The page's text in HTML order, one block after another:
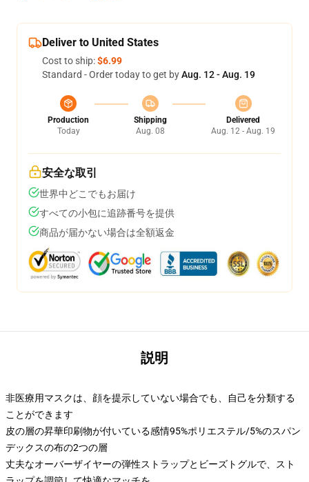
Deliver to United States
Cost to ship:$6.99
Standard - Order today to get byAug. 12 - Aug. 19
Production
Today
Shipping
Aug. 08
Delivered
Aug. 12 - Aug. 19
安全な取引
世界中どこでもお届け
すべての小包に追跡番号を提供
商品が届かない場合は全額返金
説明
非医療用マスクは、顔を提示していない場合でも、自己を分類する
ことができます
皮の層の昇華印刷物が付いている感情95%ポリエステル/5%のスパン
デックスの布の2つの層
丈夫なオーバーザイヤーの弾性ストラップとビーズトグルで、スト